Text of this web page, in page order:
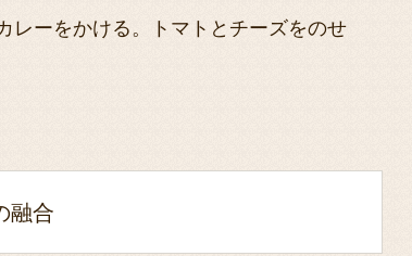
レーをかける。トマトとチーズをのせ
融合